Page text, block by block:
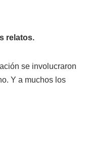
relatos.
se involucraron
Y a muchos los